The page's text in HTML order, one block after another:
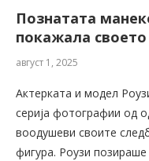
Познатата
покажала
август 1, 2025
Актерката и модел
серија фотографии од
воодушеви своите
фигура. Роузи